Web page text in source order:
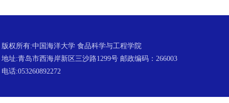
版权所有:中国海洋大学 食品科学与工程学院
地址:青岛市西海岸新区三沙路1299号 邮政编码：266003
电话:053260892272